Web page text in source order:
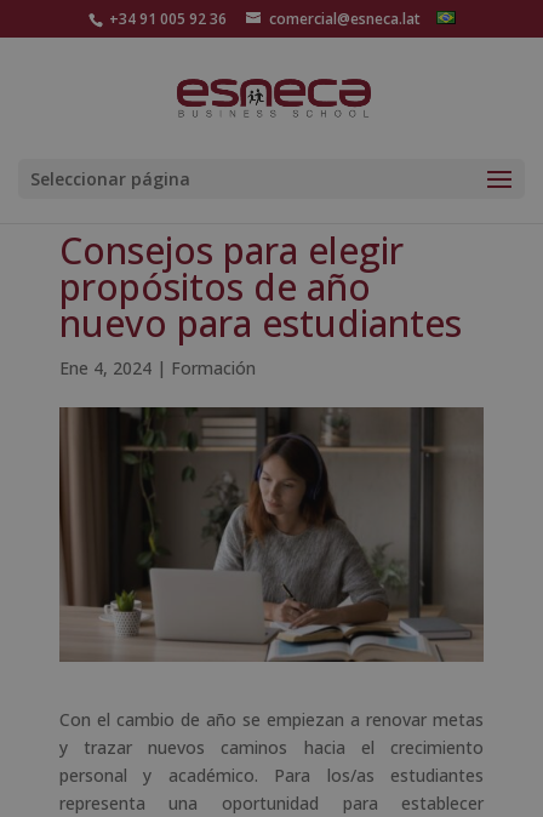
+34 91 005 92 36 comercial@esneca.lat
Seleccionar página
Consejos para elegir
propósitos de año
nuevo para estudiantes
Ene 4, 2024| Formación
Con el cambio de año se empiezan a renovar metas
y trazar nuevos caminos hacia el crecimiento
personal y académico. Para los/as estudiantes
representa una oportunidad para establecer